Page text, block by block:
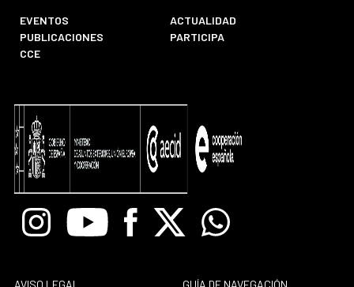
EVENTOS
ACTUALIDAD
PUBLICACIONES
PARTICIPA
CCE
InstagramYoutube Facebook
X Whatsapp